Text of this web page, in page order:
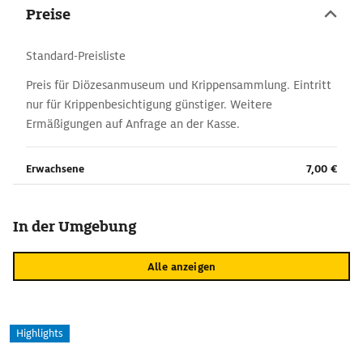
Preise
Standard-Preisliste
Preis für Diözesanmuseum und Krippensammlung. Eintritt
nur für Krippenbesichtigung günstiger. Weitere
Ermäßigungen auf Anfrage an der Kasse.
Erwachsene 7,00 €
In der Umgebung
Alle anzeigen
Highlights